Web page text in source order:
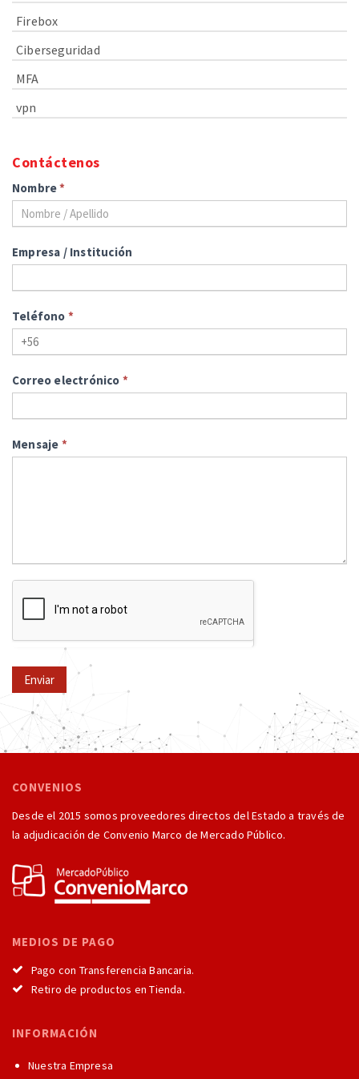
Firebox
Ciberseguridad
MFA
vpn
Contáctenos
Nombre*
Empresa / Institución
Teléfono *
Correo electrónico *
Mensaje *
Enviar
CONVENIOS
Desde el 2015 somos proveedores directos del Estado a través de
la adjudicación de Convenio Marco de Mercado Público.
MEDIOS DE PAGO
Pago con Transferencia Bancaria.
Retiro de productos en Tienda.
INFORMACIÓN
Nuestra Empresa